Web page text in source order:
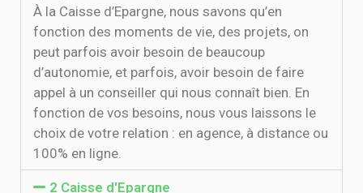
À la Caisse d’Epargne, nous savons qu’en
fonction des moments de vie, des projets, on
peut parfois avoir besoin de beaucoup
d’autonomie, et parfois, avoir besoin de faire
appel à un conseiller qui nous connaît bien. En
fonction de vos besoins, nous vous laissons le
choix de votre relation : en agence, à distance ou
100% en ligne.
2 Caisse d'Epargne